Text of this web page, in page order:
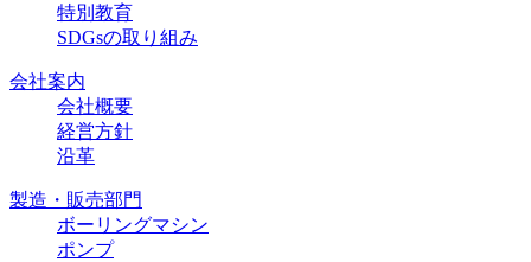
特別教育
SDGsの取り組み
会社案内
会社概要
経営方針
沿革
製造・販売部門
ボーリングマシン
ポンプ